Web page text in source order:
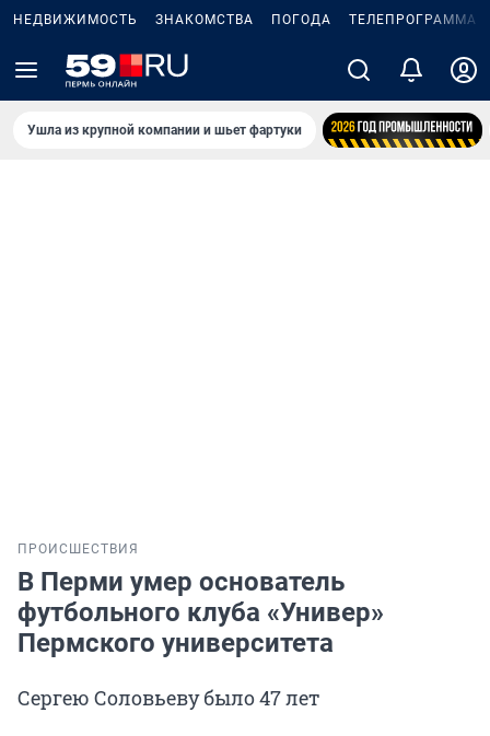
НЕДВИЖИМОСТЬ ЗНАКОМСТВА ПОГОДА ТЕЛЕПРОГРАММА
Ушла из крупной компании и шьет фартуки
ПРОИСШЕСТВИЯ
В Перми умер основатель
футбольного клуба «Универ»
Пермского университета
Сергею Соловьеву было 47 лет